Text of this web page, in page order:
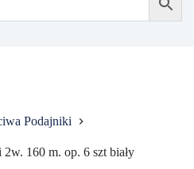
Podajniki
160 m. op. 6 szt biały